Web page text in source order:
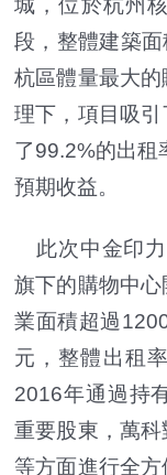
城，位於杭州
段，整體建築
杭區體量最大
理下，項目吸
了99.2%的出租
預期收益。
此次中金印力
旗下的購物中
業面積超過
元，整體出租
2016年通過持
重要股東，萬
等方面進行全